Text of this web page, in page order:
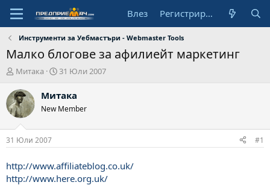
Влез Регистрирай се
Инструменти за Уебмастъри - Webmaster Tools
Малко блогове за афилиейт маркетинг
А
т
о
р
Митака
Н
ч
л
д
т
а
31 Юли 2007
Митака
New Member
31 Юли 2007 #1
http://www.affiliateblog.co.uk/
http://www.here.org.uk/